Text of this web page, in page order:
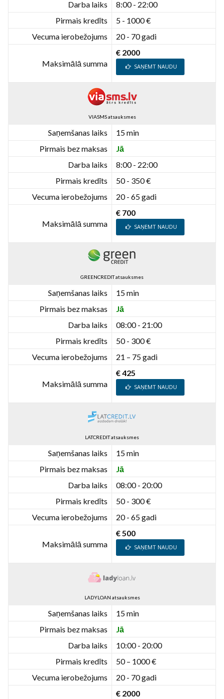
Darba laiks
8:00 - 22:00
Pirmais kredīts
5 - 1000 €
Vecuma ierobežojums
20 - 70 gadi
Maksimālā summa
€ 2000
SAŅEMT NAUDU
VIASMS atsauksmes
Saņemšanas laiks
15 min
Pirmais bez maksas
Jā
Darba laiks
8:00 - 22:00
Pirmais kredīts
50 - 350 €
Vecuma ierobežojums
20 - 65 gadi
Maksimālā summa
€ 700
SAŅEMT NAUDU
GREENCREDIT atsauksmes
Saņemšanas laiks
15 min
Pirmais bez maksas
Jā
Darba laiks
08:00 - 21:00
Pirmais kredīts
50 - 300 €
Vecuma ierobežojums
21 – 75 gadi
Maksimālā summa
€ 425
SAŅEMT NAUDU
LATCREDIT atsauksmes
Saņemšanas laiks
15 min
Pirmais bez maksas
Jā
Darba laiks
08:00 - 20:00
Pirmais kredīts
50 - 300 €
Vecuma ierobežojums
20 - 65 gadi
Maksimālā summa
€ 500
SAŅEMT NAUDU
LADYLOAN atsauksmes
Saņemšanas laiks
15 min
Pirmais bez maksas
Jā
Darba laiks
10:00 - 20:00
Pirmais kredīts
50 – 1000 €
Vecuma ierobežojums
20 - 70 gadi
€ 2000